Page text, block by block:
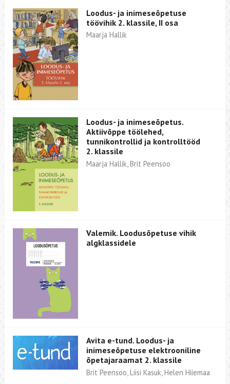
Loodus- ja inimeseõpetuse
töövihik 2. klassile, II osa
Maarja Hallik
Loodus- ja inimeseõpetus.
Aktiivõppe töölehed,
tunnikontrollid ja kontrolltööd
2. klassile
Maarja Hallik, Brit Peensoo
Valemik. Loodusõpetuse vihik
algklassidele
Avita e-tund. Loodus- ja
inimeseõpetuse elektrooniline
õpetajaraamat 2. klassile
Brit Peensoo, Liisi Kasuk, Helen Hiiemaa